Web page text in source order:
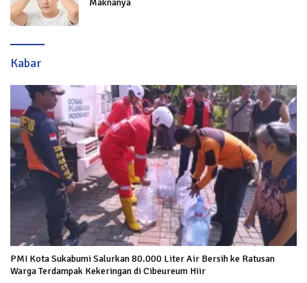
Maknanya
Kabar
PMI Kota Sukabumi Salurkan 80.000 Liter Air Bersih ke Ratusan
Warga Terdampak Kekeringan di Cibeureum Hiir